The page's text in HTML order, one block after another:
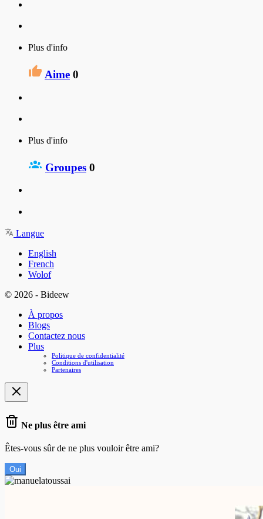
Plus d'info
Aime 0
Plus d'info
Groupes 0
Langue
English
French
Wolof
© 2026 - Bideew
À propos
Blogs
Contactez nous
Plus
Politique de confidentialité
Conditions d'utilisation
Partenaires
Ne plus être ami
Êtes-vous sûr de ne plus vouloir être ami?
Oui